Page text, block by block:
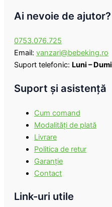
Ai nevoie de ajutor?
0753.076.725
Email: vanzari@bebeking.ro
Suport telefonic: Luni –
Suport şi asistenţă
Cum comand
Modalităţi de plată
Livrare
Politica de retur
Garanţie
Contact
Link-uri utile